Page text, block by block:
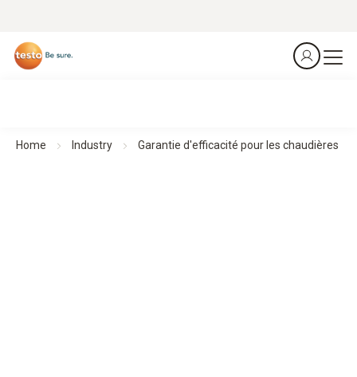
Home Industry Garantie d'efficacité pour les chaudières